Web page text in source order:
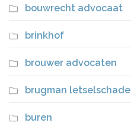
bouwrecht advocaat
brinkhof
brouwer advocaten
brugman letselschade
buren